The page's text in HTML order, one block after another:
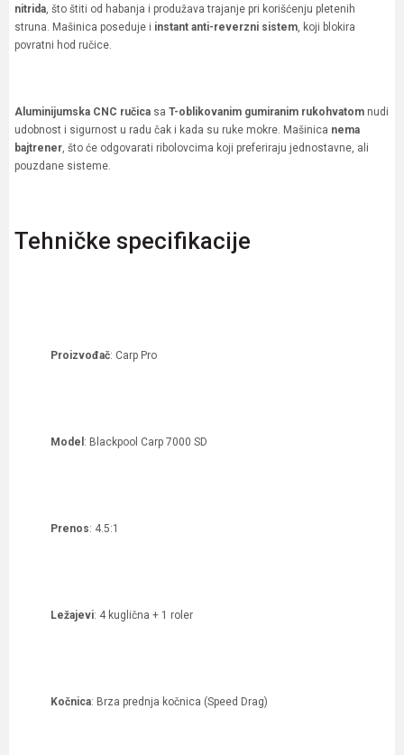
nitrida, što štiti od habanja i produžava trajanje pri korišćenju pletenih
struna. Mašinica poseduje i instant anti-reverzni sistem, koji blokira
povratni hod ručice.
Aluminijumska CNC ručica sa T-oblikovanim gumiranim rukohvatom nudi
udobnost i sigurnost u radu čak i kada su ruke mokre. Mašinica nema
bajtrener, što će odgovarati ribolovcima koji preferiraju jednostavne, ali
pouzdane sisteme.
Tehničke specifikacije
Proizvođač: Carp Pro
Model : Blackpool Carp 7000 SD
Prenos: 4.5:1
Ležajevi: 4 kuglična + 1 roler
Kočnica: Brza prednja kočnica (Speed Drag)